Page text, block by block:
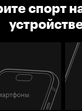
спорт